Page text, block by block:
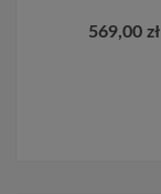
569,00 zł